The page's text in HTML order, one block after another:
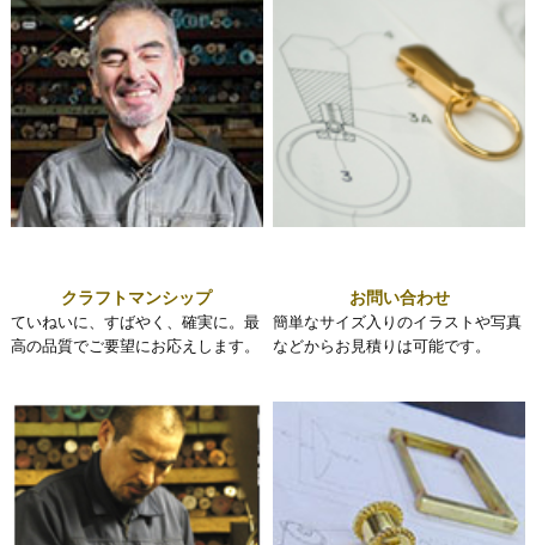
クラフトマンシップ
ていねいに、すばやく、確実に。最
高の品質でご要望にお応えします。
お問い合わせ
簡単なサイズ入りのイラストや写真
などからお見積りは可能です。